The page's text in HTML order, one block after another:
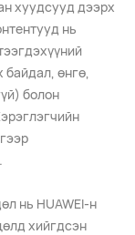
хуудсууд дээрх
нь
байдал, өнгө,
болон
нь HUAWEI-н
хийгдсэн